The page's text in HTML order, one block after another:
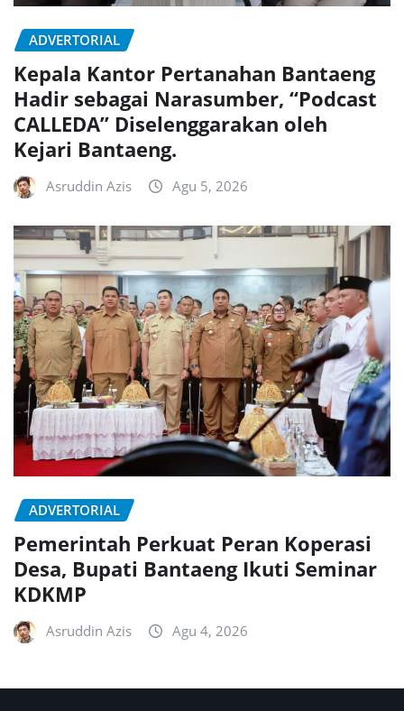
ADVERTORIAL
Kepala Kantor Pertanahan Bantaeng
Hadir sebagai Narasumber, “Podcast
CALLEDA” Diselenggarakan oleh
Kejari Bantaeng.
Asruddin Azis Agu 5, 2026
ADVERTORIAL
Pemerintah Perkuat Peran Koperasi
Desa, Bupati Bantaeng Ikuti Seminar
KDKMP
Asruddin Azis Agu 4, 2026